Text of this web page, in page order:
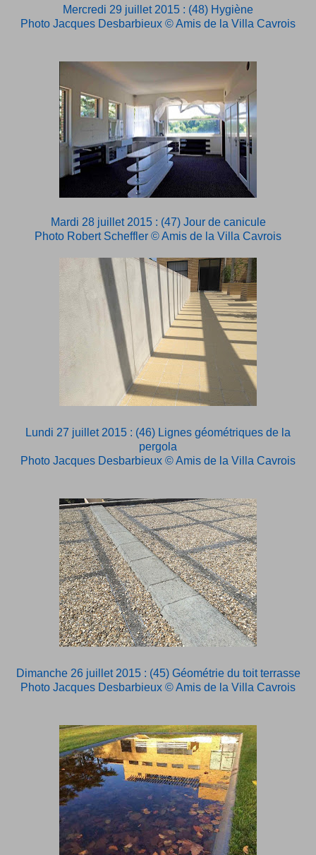
Mercredi 29 juillet 2015 : (48) Hygiène
Photo Jacques Desbarbieux © Amis de la Villa Cavrois
Mardi 28 juillet 2015 : (47) Jour de canicule
Photo Robert Scheffler © Amis de la Villa Cavrois
Lundi 27 juillet 2015 : (46) Lignes géométriques de la
pergola
Photo Jacques Desbarbieux © Amis de la Villa Cavrois
Dimanche 26 juillet 2015 : (45) Géométrie du toit terrasse
Photo Jacques Desbarbieux © Amis de la Villa Cavrois